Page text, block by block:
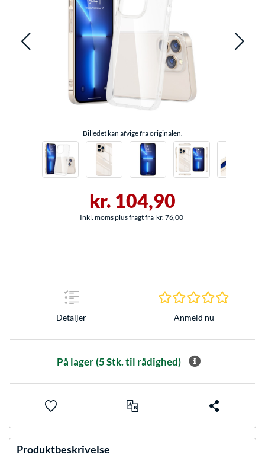
Billedet kan afvige fra originalen.
kr. 104,90
Inkl. moms plus fragt fra kr. 76,00
Detaljer Anmeld nu
På lager (5 Stk. til rådighed)
Produktbeskrivelse